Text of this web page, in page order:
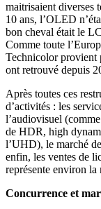
maitrisaient diverses
10 ans, l’OLED
bon cheval était le
Comme toute
Technicolor provient
ont retrouvé depuis
Après toutes ces
d’activités : les
l’audiovisuel
de HDR, high
l’UHD), le marché
enfin, les ventes de
représente environ
Concurrence et